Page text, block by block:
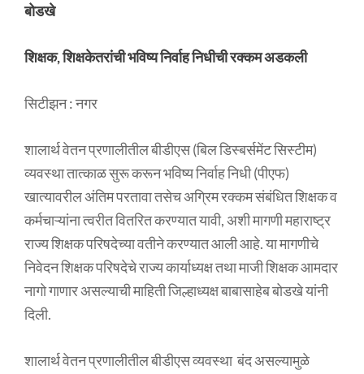
बोडखे
शिक्षक, शिक्षकेतरांची भविष्य निर्वाह निधीची रक्कम अडकली
सिटीझन : नगर
शालार्थ वेतन प्रणालीतील बीडीएस (बिल डिस्बर्समेंट सिस्टीम)
व्यवस्था तात्काळ सुरू करून भविष्य निर्वाह निधी (पीएफ)
खात्यावरील अंतिम परतावा तसेच अग्रिम रक्कम संबंधित शिक्षक व
कर्मचाऱ्यांना त्वरीत वितरित करण्यात यावी, अशी मागणी महाराष्ट्र
राज्य शिक्षक परिषदेच्या वतीने करण्यात आली आहे. या मागणीचे
निवेदन शिक्षक परिषदेचे राज्य कार्याध्यक्ष तथा माजी शिक्षक आमदार
नागो गाणार असल्याची माहिती जिल्हाध्यक्ष बाबासाहेब बोडखे यांनी
दिली.
शालार्थ वेतन प्रणालीतील बीडीएस व्यवस्था बंद असल्यामुळे